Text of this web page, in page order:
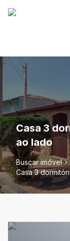
Casa 3
ao lado
Buscar imóvel
Casa 3